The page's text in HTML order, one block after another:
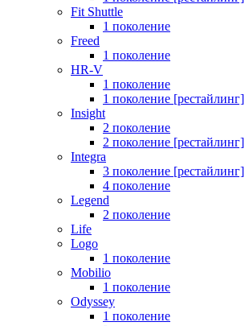
Fit Shuttle
1 поколение
Freed
1 поколение
HR-V
1 поколение
1 поколение [рестайлинг]
Insight
2 поколение
2 поколение [рестайлинг]
Integra
3 поколение [рестайлинг]
4 поколение
Legend
2 поколение
Life
Logo
1 поколение
Mobilio
1 поколение
Odyssey
1 поколение